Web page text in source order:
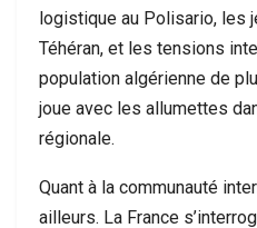
logistique au Polisario, les
Téhéran, et les tensions
population algérienne de
joue avec les allumettes
régionale.
Quant à la communauté
ailleurs. La France